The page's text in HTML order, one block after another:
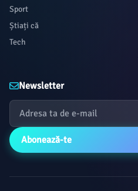
Sport
Știați că
Tech
Newsletter
Abonează-te